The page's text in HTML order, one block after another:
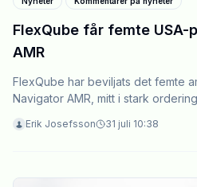
FlexQube får femte
AMR
FlexQube har beviljats det femte
Navigator AMR, mitt i stark
Erik Josefsson 31 juli 10:38